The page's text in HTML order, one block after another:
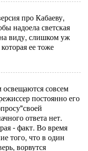
про Кабаеву,
надоела светская
виду, слишком уж
ее тоже
освещаются совсем
постоянно его
ответа нет.
- факт. Во время
того, что в один
ворвутся